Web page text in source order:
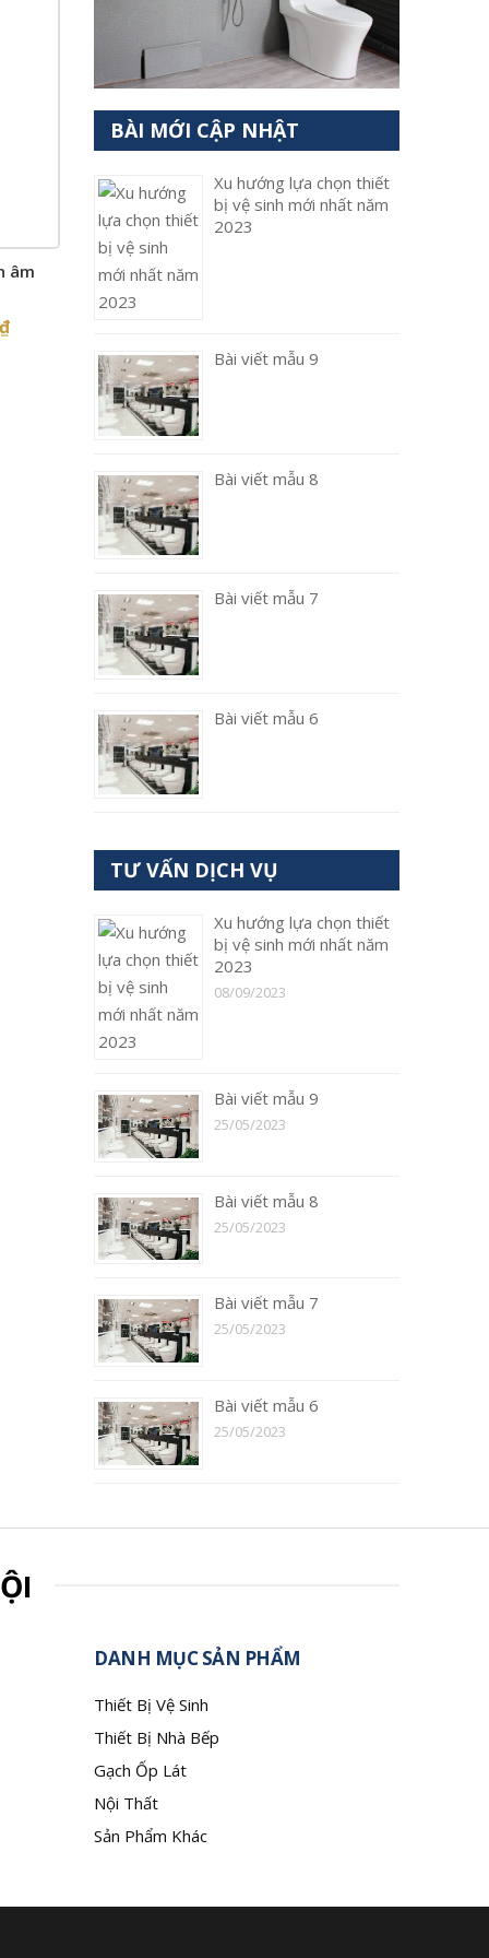
âm
₫
BÀI MỚI CẬP NHẬT
Xu hướng lựa chọn thiết
bị vệ sinh mới nhất năm
2023
Bài viết mẫu 9
Bài viết mẫu 8
Bài viết mẫu 7
Bài viết mẫu 6
TƯ VẤN DỊCH VỤ
Xu hướng lựa chọn thiết
bị vệ sinh mới nhất năm
2023
08/09/2023
Bài viết mẫu 9
25/05/2023
Bài viết mẫu 8
25/05/2023
Bài viết mẫu 7
25/05/2023
Bài viết mẫu 6
25/05/2023
DANH MỤC SẢN PHẨM
Thiết Bị Vệ Sinh
Thiết Bị Nhà Bếp
Gạch Ốp Lát
Nội Thất
Sản Phẩm Khác